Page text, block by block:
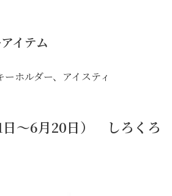
イテム
ホルダー、アイスティ
日～6月20日） しろくろ